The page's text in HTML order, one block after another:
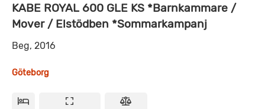
KABE ROYAL 600 GLE KS *Barnkammare /
Mover / Elstödben *Sommarkampanj
Beg, 2016
Göteborg